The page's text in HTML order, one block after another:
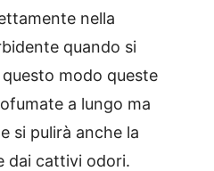
nella
quando si
modo queste
a lungo ma
si pulirà anche la
dai cattivi odori.